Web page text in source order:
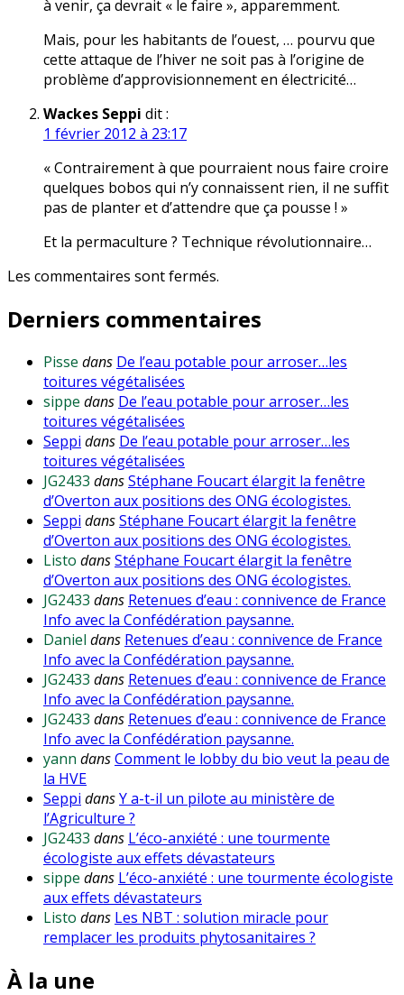
à venir, ça devrait « le faire », apparemment.
Mais, pour les habitants de l’ouest, … pourvu que
cette attaque de l’hiver ne soit pas à l’origine de
problème d’approvisionnement en électricité…
Wackes Seppi dit :
1 février 2012 à 23:17
« Contrairement à que pourraient nous faire croire
quelques bobos qui n’y connaissent rien, il ne suffit
pas de planter et d’attendre que ça pousse ! »
Et la permaculture ? Technique révolutionnaire…
Les commentaires sont fermés.
Derniers commentaires
Pisse dans De l’eau potable pour arroser…les
toitures végétalisées
sippe dans De l’eau potable pour arroser…les
toitures végétalisées
Seppi dans De l’eau potable pour arroser…les
toitures végétalisées
JG2433 dansStéphane Foucart élargit la fenêtre
d’Overton aux positions des ONG écologistes.
Seppi dansStéphane Foucart élargit la fenêtre
d’Overton aux positions des ONG écologistes.
Listo dansStéphane Foucart élargit la fenêtre
d’Overton aux positions des ONG écologistes.
JG2433 dans Retenues d’eau : connivence de France
Info avec la Confédération paysanne.
Daniel dans Retenues d’eau : connivence de France
Info avec la Confédération paysanne.
JG2433 dans Retenues d’eau : connivence de France
Info avec la Confédération paysanne.
JG2433 dans Retenues d’eau : connivence de France
Info avec la Confédération paysanne.
yann dansComment le lobby du bio veut la peau de
la HVE
Seppi dansY a-t-il un pilote au ministère de
l’Agriculture ?
JG2433 dans L’éco-anxiété : une tourmente
écologiste aux effets dévastateurs
sippe dans L’éco-anxiété : une tourmente écologiste
aux effets dévastateurs
Listo dans Les NBT : solution miracle pour
remplacer les produits phytosanitaires ?
À la une